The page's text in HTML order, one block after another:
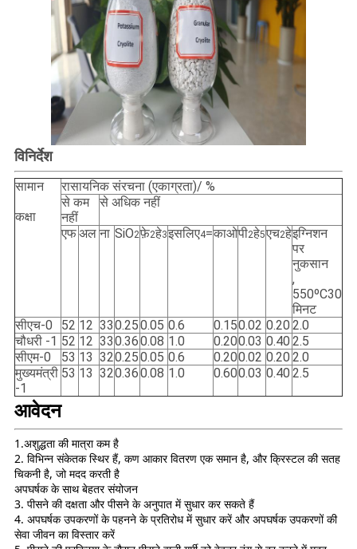
विनिर्देश
सामान
कक्षा
रासायनिक संरचना (एकाग्रता)/ %
से कम
नहीं
से अधिक नहीं
एफअल ना SiO2फ़े2हे3इसलिए4=काओपी2हे5एच2हेइग्निशन
पर
नुकसान
,
550ºC30
मिनट
सीएच-0
52 12 330.250.05 0.6 0.150.02 0.20 2.0
चौधरी -1 52 12 330.360.08 1.0 0.200.03 0.40 2.5
सीएम-0
53 13 320.250.05 0.6 0.200.02 0.20 2.0
मुख्यमंत्री
-1
53 13 320.360.08 1.0 0.600.03 0.40 2.5
आवेदन
1.अशुद्धता की मात्रा कम है
2. विभिन्न संकेतक स्थिर हैं, कण आकार वितरण एक समान है, और क्रिस्टल की सतह
चिकनी है, जो मदद करती है
अपघर्षक के साथ बेहतर संयोजन
3. पीसने की दक्षता और पीसने के अनुपात में सुधार कर सकते हैं
4. अपघर्षक उपकरणों के पहनने के प्रतिरोध में सुधार करें और अपघर्षक उपकरणों की
सेवा जीवन का विस्तार करें